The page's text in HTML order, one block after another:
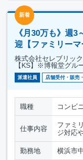
新着
《月30万も》週
迎【ファミリーマ
株式会社セレブリッ
【KS】※博報堂グル
派遣社員 店舗受付・販売
職種 コンビ
仕事内容
ファミ
ジ対応
勤務地 横浜市